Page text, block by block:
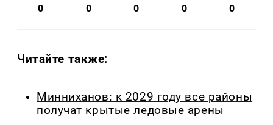
0 0 0 0 0
Читайте также:
Минниханов: к 2029 году все районы
получат крытые ледовые арены